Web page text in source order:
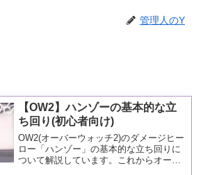
管理人のY
【OW2】ハンゾーの基本的な立
ち回り(初心者向け)
OW2(オーバーウォッチ2)のダメージヒー
ロー「ハンゾー」の基本的な立ち回りに
ついて解説しています。これからオーバ